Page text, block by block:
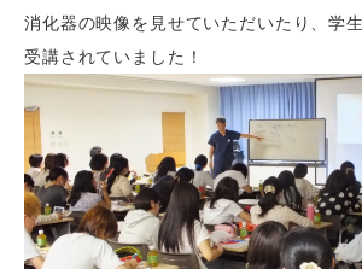
消化器の映像を見せていただいたり、学
受講されていました！